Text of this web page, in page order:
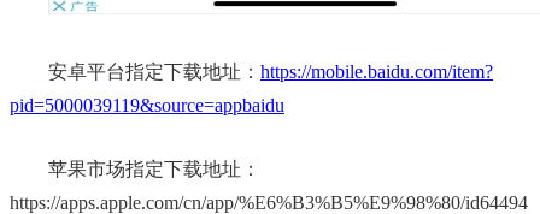
安卓平台指定下载地址： https://mobile.baidu.com/item?
pid=5000039119&source=appbaidu
苹果市场指定下载地址：
https://apps.apple.com/cn/app/%E6%B3%B5%E9%98%80/id64494